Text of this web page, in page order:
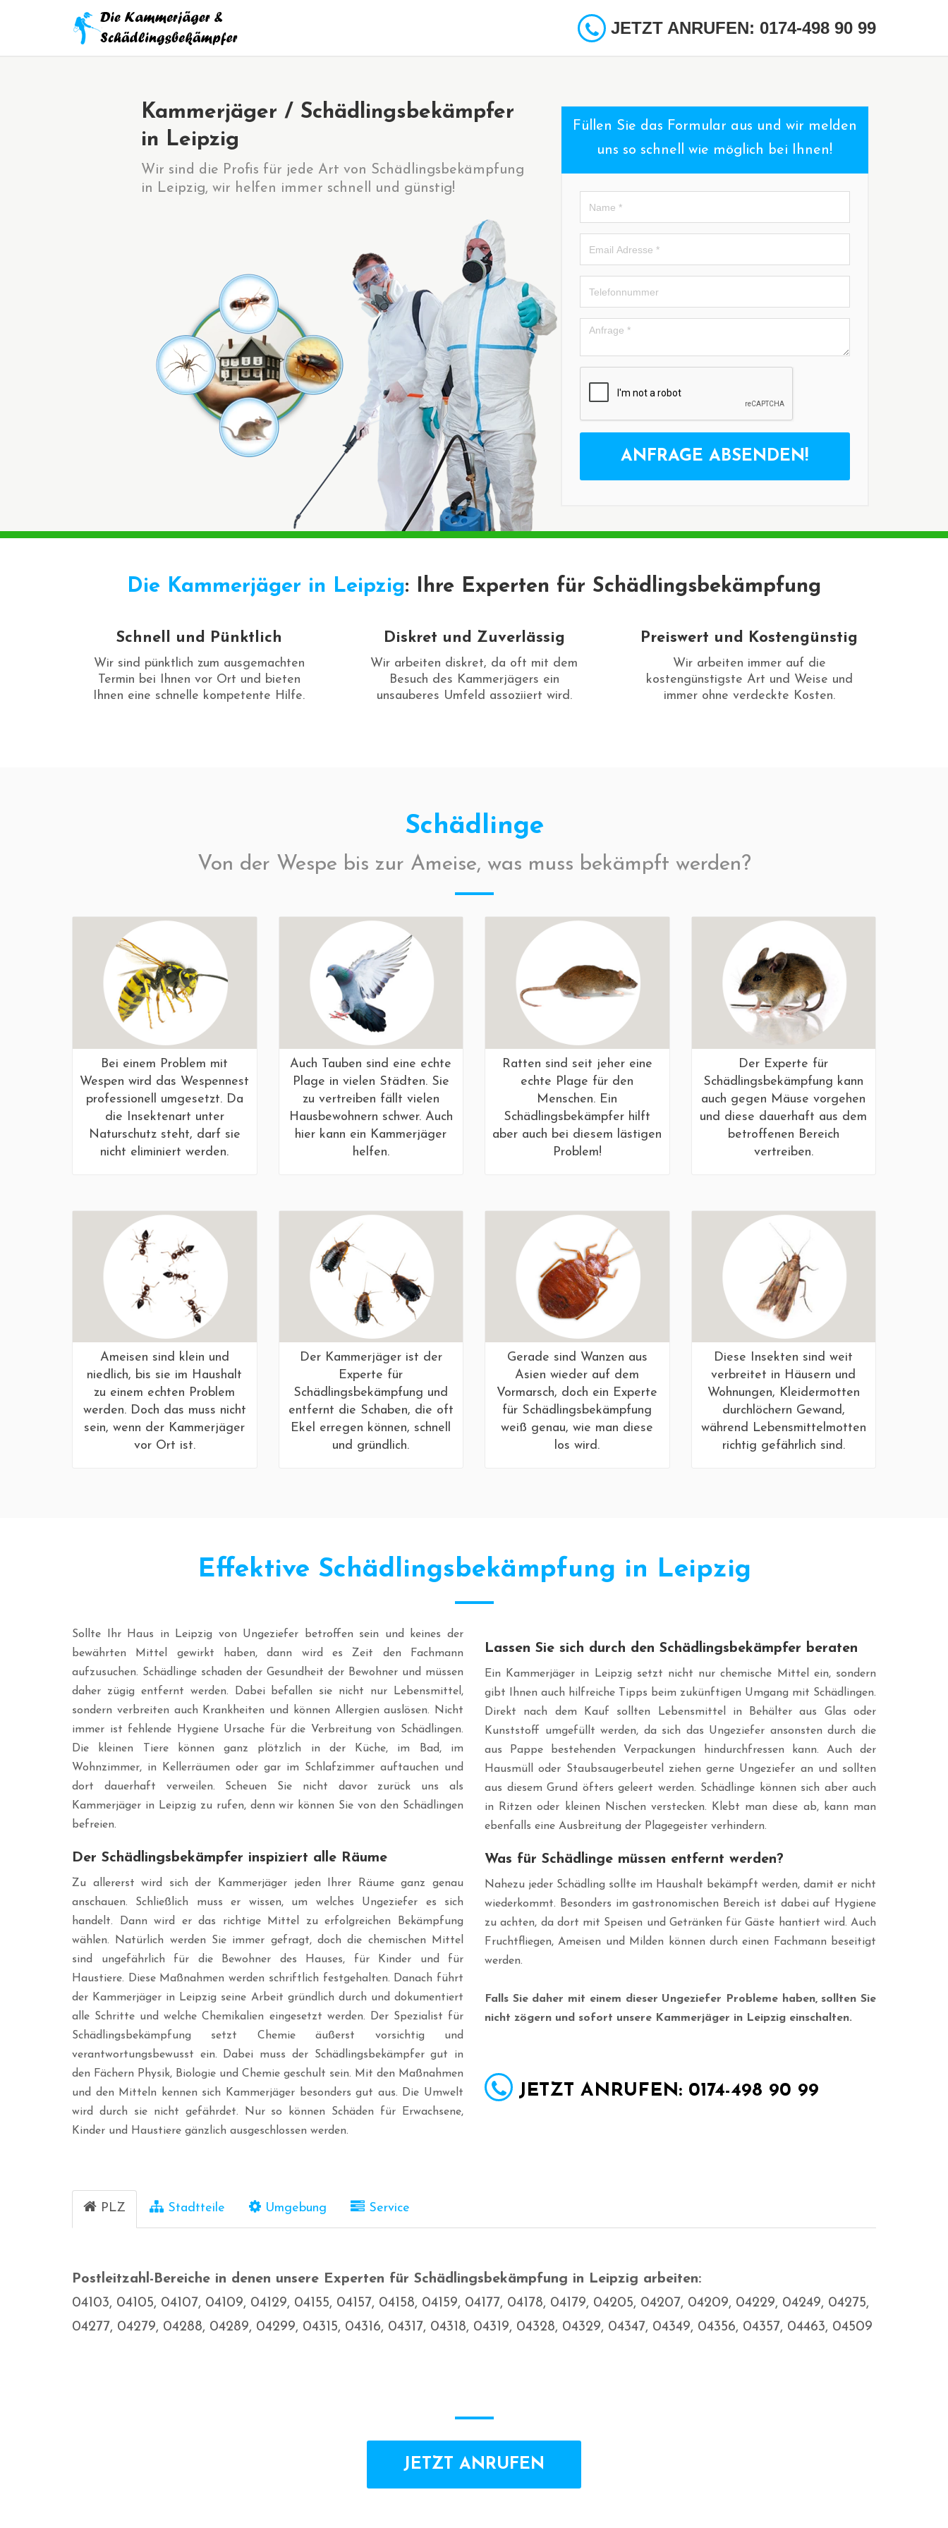
JETZT ANRUFEN: 0174-498 90 99
Füllen Sie das Formular aus und wir melden
uns so schnell wie möglich bei Ihnen!
ANFRAGE ABSENDEN!
Kammerjäger / Schädlingsbekämpfer
in Leipzig
Wir sind die Profis für jede Art von Schädlingsbekämpfung
in Leipzig, wir helfen immer schnell und günstig!
Die Kammerjäger in Leipzig: Ihre Experten für Schädlingsbekämpfung
Schnell und Pünktlich
Wir sind pünktlich zum ausgemachten
Termin bei Ihnen vor Ort und bieten
Ihnen eine schnelle kompetente Hilfe.
Diskret und Zuverlässig
Wir arbeiten diskret, da oft mit dem
Besuch des Kammerjägers ein
unsauberes Umfeld assoziiert wird.
Preiswert und Kostengünstig
Wir arbeiten immer auf die
kostengünstigste Art und Weise und
immer ohne verdeckte Kosten.
Schädlinge
Von der Wespe bis zur Ameise, was muss bekämpft werden?
Bei einem Problem mit
Wespen wird das Wespennest
professionell umgesetzt. Da
die Insektenart unter
Naturschutz steht, darf sie
nicht eliminiert werden.
Auch Tauben sind eine echte
Plage in vielen Städten. Sie
zu vertreiben fällt vielen
Hausbewohnern schwer. Auch
hier kann ein Kammerjäger
helfen.
Ratten sind seit jeher eine
echte Plage für den
Menschen. Ein
Schädlingsbekämpfer hilft
aber auch bei diesem lästigen
Problem!
Der Experte für
Schädlingsbekämpfung kann
auch gegen Mäuse vorgehen
und diese dauerhaft aus dem
betroffenen Bereich
vertreiben.
Ameisen sind klein und
niedlich, bis sie im Haushalt
zu einem echten Problem
werden. Doch das muss nicht
sein, wenn der Kammerjäger
vor Ort ist.
Der Kammerjäger ist der
Experte für
Schädlingsbekämpfung und
entfernt die Schaben, die oft
Ekel erregen können, schnell
und gründlich.
Gerade sind Wanzen aus
Asien wieder auf dem
Vormarsch, doch ein Experte
für Schädlingsbekämpfung
weiß genau, wie man diese
los wird.
Diese Insekten sind weit
verbreitet in Häusern und
Wohnungen, Kleidermotten
durchlöchern Gewand,
während Lebensmittelmotten
richtig gefährlich sind.
Effektive Schädlingsbekämpfung in Leipzig
Sollte Ihr Haus in Leipzig von Ungeziefer betroffen sein und keines der
bewährten Mittel gewirkt haben, dann wird es Zeit den Fachmann
aufzusuchen. Schädlinge schaden der Gesundheit der Bewohner und müssen
daher zügig entfernt werden. Dabei befallen sie nicht nur Lebensmittel,
sondern verbreiten auch Krankheiten und können Allergien auslösen. Nicht
immer ist fehlende Hygiene Ursache für die Verbreitung von Schädlingen.
Die kleinen Tiere können ganz plötzlich in der Küche, im Bad, im
Wohnzimmer, in Kellerräumen oder gar im Schlafzimmer auftauchen und
dort dauerhaft verweilen. Scheuen Sie nicht davor zurück uns als
Kammerjäger in Leipzig zu rufen, denn wir können Sie von den Schädlingen
befreien.
Der Schädlingsbekämpfer inspiziert alle Räume
Zu allererst wird sich der Kammerjäger jeden Ihrer Räume ganz genau
anschauen. Schließlich muss er wissen, um welches Ungeziefer es sich
handelt. Dann wird er das richtige Mittel zu erfolgreichen Bekämpfung
wählen. Natürlich werden Sie immer gefragt, doch die chemischen Mittel
sind ungefährlich für die Bewohner des Hauses, für Kinder und für
Haustiere. Diese Maßnahmen werden schriftlich festgehalten. Danach führt
der Kammerjäger in Leipzig seine Arbeit gründlich durch und dokumentiert
alle Schritte und welche Chemikalien eingesetzt werden. Der Spezialist für
Schädlingsbekämpfung setzt Chemie äußerst vorsichtig und
verantwortungsbewusst ein. Dabei muss der Schädlingsbekämpfer gut in
den Fächern Physik, Biologie und Chemie geschult sein. Mit den Maßnahmen
und den Mitteln kennen sich Kammerjäger besonders gut aus. Die Umwelt
wird durch sie nicht gefährdet. Nur so können Schäden für Erwachsene,
Kinder und Haustiere gänzlich ausgeschlossen werden.
Lassen Sie sich durch den Schädlingsbekämpfer beraten
Ein Kammerjäger in Leipzig setzt nicht nur chemische Mittel ein, sondern
gibt Ihnen auch hilfreiche Tipps beim zukünftigen Umgang mit Schädlingen.
Direkt nach dem Kauf sollten Lebensmittel in Behälter aus Glas oder
Kunststoff umgefüllt werden, da sich das Ungeziefer ansonsten durch die
aus Pappe bestehenden Verpackungen hindurchfressen kann. Auch der
Hausmüll oder Staubsaugerbeutel ziehen gerne Ungeziefer an und sollten
aus diesem Grund öfters geleert werden. Schädlinge können sich aber auch
in Ritzen oder kleinen Nischen verstecken. Klebt man diese ab, kann man
ebenfalls eine Ausbreitung der Plagegeister verhindern.
Was für Schädlinge müssen entfernt werden?
Nahezu jeder Schädling sollte im Haushalt bekämpft werden, damit er nicht
wiederkommt. Besonders im gastronomischen Bereich ist dabei auf Hygiene
zu achten, da dort mit Speisen und Getränken für Gäste hantiert wird. Auch
Fruchtfliegen, Ameisen und Milden können durch einen Fachmann beseitigt
werden.
Falls Sie daher mit einem dieser Ungeziefer Probleme haben, sollten Sie
nicht zögern und sofort unsere Kammerjäger in Leipzig einschalten.
JETZT ANRUFEN: 0174-498 90 99
PLZ Stadtteile Umgebung Service
Postleitzahl-Bereiche in denen unsere Experten für Schädlingsbekämpfung in Leipzig arbeiten:
04103, 04105, 04107, 04109, 04129, 04155, 04157, 04158, 04159, 04177, 04178, 04179, 04205, 04207, 04209, 04229, 04249, 04275,
04277, 04279, 04288, 04289, 04299, 04315, 04316, 04317, 04318, 04319, 04328, 04329, 04347, 04349, 04356, 04357, 04463, 04509
JETZT ANRUFEN